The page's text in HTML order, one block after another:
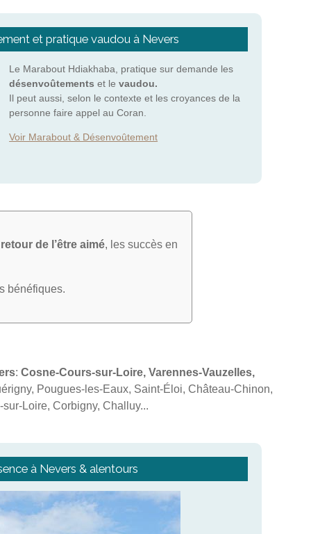
et pratique vaudou à Nevers
Le Marabout Hdiakhaba, pratique sur demande les
désenvoûtements et levaudou.
Il peut aussi, selon le contexte et les croyances de la
personne faire appel au Coran.
Voir Marabout & Désenvoûtement
retour de l’être aimé, les succès en
bénéfiques.
: Cosne-Cours-sur-Loire, Varennes-Vauzelles,
Pougues-les-Eaux, Saint-Éloi, Château-Chinon,
Loire, Corbigny, Challuy...
à Nevers & alentours